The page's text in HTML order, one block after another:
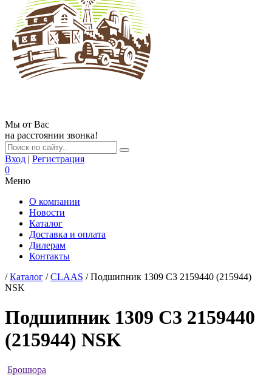
Мы от Вас
на расстоянии звонка!
Вход | Регистрация
0
Меню
О компании
Новости
Каталог
Доставка и оплата
Дилерам
Контакты
/Каталог /CLAAS / Подшипник 1309 C3 2159440 (215944)
NSK
Подшипник 1309 C3 2159440
(215944) NSK
Брошюра